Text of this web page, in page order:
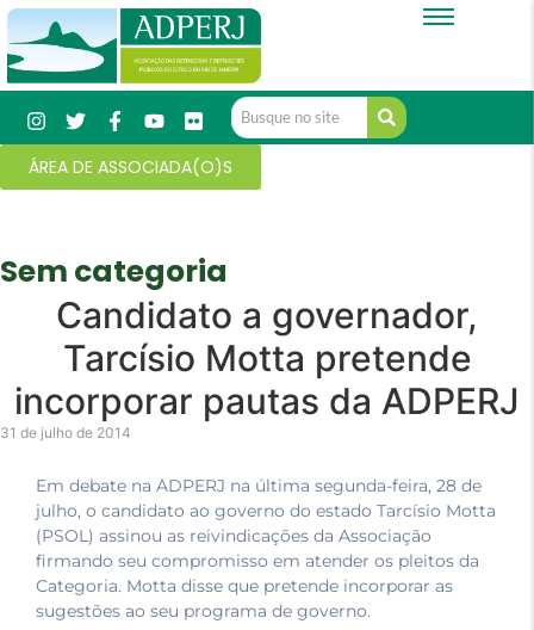
ÁREA DE ASSOCIADA(O)S
Sem categoria
Candidato a governador,
Tarcísio Motta pretende
incorporar pautas da ADPERJ
31 de julho de 2014
Em debate na ADPERJ na última segunda-feira, 28 de
julho, o candidato ao governo do estado Tarcísio Motta
(PSOL) assinou as reivindicações da Associação
firmando seu compromisso em atender os pleitos da
Categoria. Motta disse que pretende incorporar as
sugestões ao seu programa de governo.